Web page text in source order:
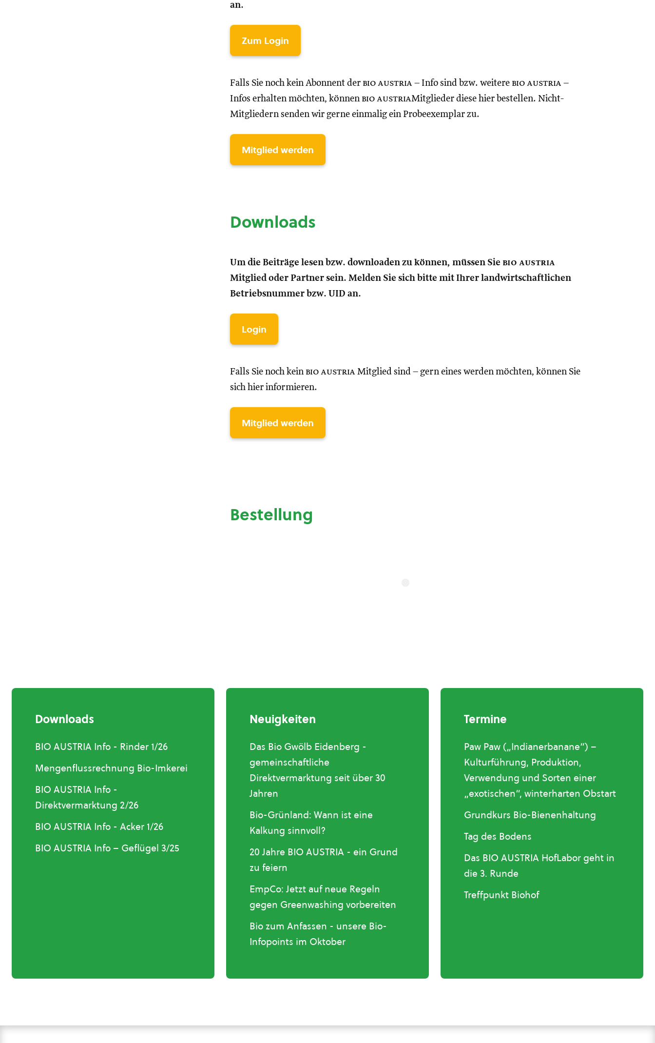
an.
Zum Login
Falls Sie noch kein Abonnent der bio austria – Info sind bzw. weitere bio austria –
Infos erhalten möchten, können bio austriaMitglieder diese hier bestellen. Nicht-
Mitgliedern senden wir gerne einmalig ein Probeexemplar zu.
Mitglied werden
Downloads
Um die Beiträge lesen bzw. downloaden zu können, müssen Sie bio austria
Mitglied oder Partner sein. Melden Sie sich bitte mit Ihrer landwirtschaftlichen
Betriebsnummer bzw. UID an.
Login
Falls Sie noch kein bio austria Mitglied sind – gern eines werden möchten, können Sie
sich hier informieren.
Mitglied werden
Bestellung
Downloads
BIO AUSTRIA Info - Rinder 1/26
Mengenflussrechnung Bio-Imkerei
BIO AUSTRIA Info -
Direktvermarktung 2/26
BIO AUSTRIA Info - Acker 1/26
BIO AUSTRIA Info – Geflügel 3/25
Neuigkeiten
Das Bio Gwölb Eidenberg -
gemeinschaftliche
Direktvermarktung seit über 30
Jahren
Bio-Grünland: Wann ist eine
Kalkung sinnvoll?
20 Jahre BIO AUSTRIA - ein Grund
zu feiern
EmpCo: Jetzt auf neue Regeln
gegen Greenwashing vorbereiten
Bio zum Anfassen - unsere Bio-
Infopoints im Oktober
Termine
Paw Paw („Indianerbanane“) –
Kulturführung, Produktion,
Verwendung und Sorten einer
„exotischen“, winterharten Obstart
Grundkurs Bio-Bienenhaltung
Tag des Bodens
Das BIO AUSTRIA HofLabor geht in
die 3. Runde
Treffpunkt Biohof